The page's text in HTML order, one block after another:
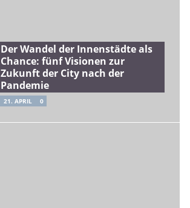
Der Wandel der Innenstädte als
Chance: fünf Visionen zur
Zukunft der City nach der
Pandemie
21. APRIL 0